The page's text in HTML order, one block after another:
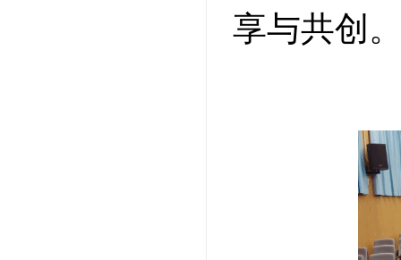
享与共创